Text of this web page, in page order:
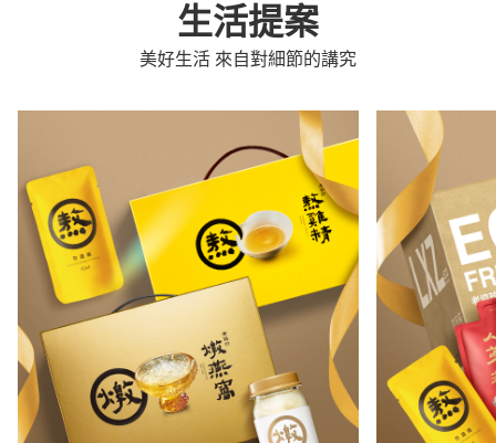
生活提案
美好生活 來自對細節的講究